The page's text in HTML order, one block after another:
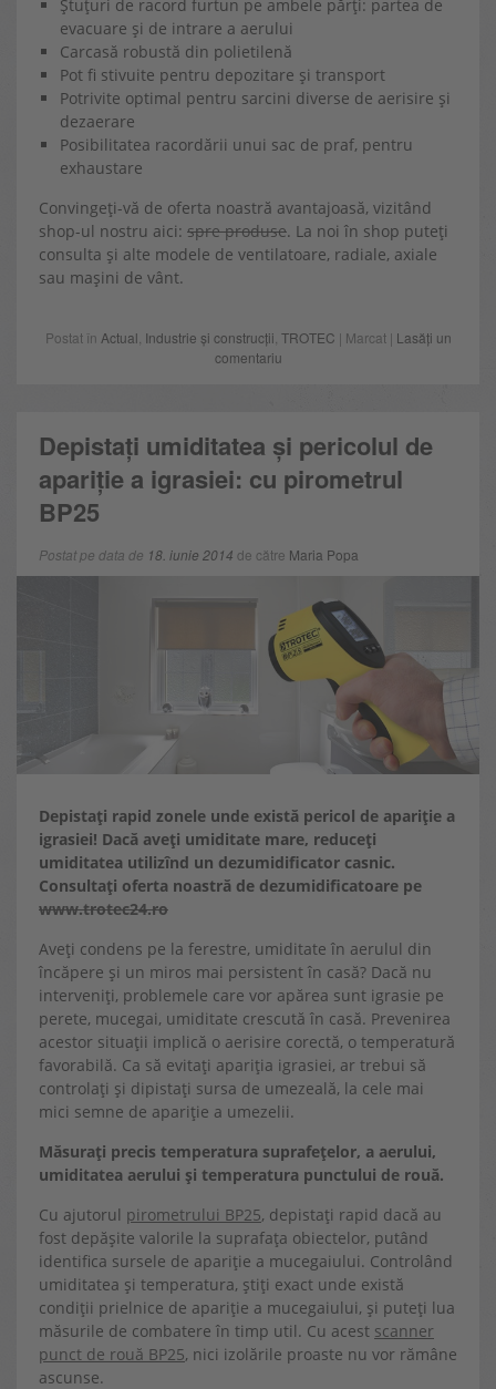
Ștuțuri de racord furtun pe ambele părți: partea de
evacuare și de intrare a aerului
Carcasă robustă din polietilenă
Pot fi stivuite pentru depozitare și transport
Potrivite optimal pentru sarcini diverse de aerisire și
dezaerare
Posibilitatea racordării unui sac de praf, pentru
exhaustare
Convingeți-vă de oferta noastră avantajoasă, vizitând
shop-ul nostru aici: spre produse. La noi în shop puteți
consulta și alte modele de ventilatoare, radiale, axiale
sau mașini de vânt.
Postat în Actual Industrie și construcții TROTEC | Marcat | Lasăți un
comentariu
Depistați umiditatea și pericolul de
apariție a igrasiei: cu pirometrul
BP25
Postat pe data de 18. iunie 2014 de către Maria Popa
Depistați rapid zonele unde există pericol de apariție a
igrasiei! Dacă aveți umiditate mare, reduceți
umiditatea utilizînd un dezumidificator casnic.
Consultați oferta noastră de dezumidificatoare pe
www.trotec24.ro
Aveți condens pe la ferestre, umiditate în aerulul din
încăpere și un miros mai persistent în casă? Dacă nu
interveniți, problemele care vor apărea sunt igrasie pe
perete, mucegai, umiditate crescută în casă. Prevenirea
acestor situații implică o aerisire corectă, o temperatură
favorabilă. Ca să evitați apariția igrasiei, ar trebui să
controlați și dipistați sursa de umezeală, la cele mai
mici semne de apariție a umezelii.
Măsurați precis temperatura suprafețelor, a aerului,
umiditatea aerului și temperatura punctului de rouă.
Cu ajutorul pirometrului BP25, depistați rapid dacă au
fost depășite valorile la suprafața obiectelor, putând
identifica sursele de apariție a mucegaiului. Controlând
umiditatea și temperatura, știți exact unde există
condiții prielnice de apariție a mucegaiului, și puteți lua
măsurile de combatere în timp util. Cu acest scanner
punct de rouă BP25, nici izolările proaste nu vor rămâne
ascunse.